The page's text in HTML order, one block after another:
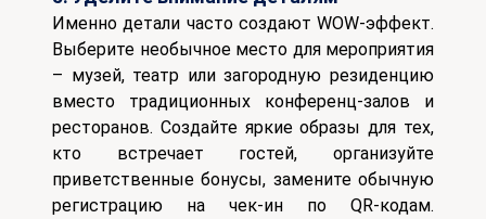
Именно детали часто создают WOW-эффект.
Выберите необычное место для мероприятия
– музей, театр или загородную резиденцию
вместо традиционных конференц-залов и
ресторанов. Создайте яркие образы для тех,
кто встречает гостей, организуйте
приветственные бонусы, замените обычную
регистрацию на чек-ин по QR-кодам.